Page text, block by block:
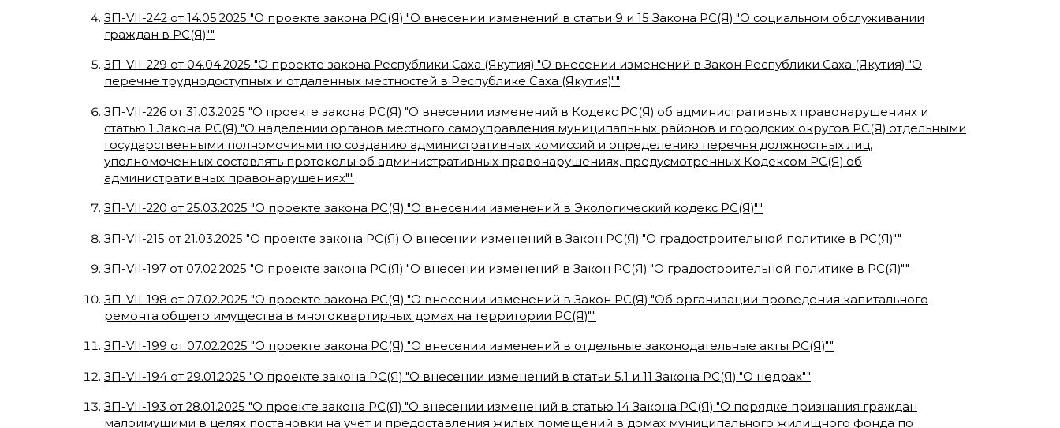
ЗП-VII-242 от 14.05.2025 "О проекте закона РС(Я) "О внесении изменений в статьи 9 и 15 Закона РС(Я) "О социальном обслуживании
граждан в РС(Я)""
ЗП-VII-229 от 04.04.2025 "О проекте закона Республики Саха (Якутия) "О внесении изменений в Закон Республики Саха (Якутия) "О
перечне труднодоступных и отдаленных местностей в Республике Саха (Якутия)""
ЗП-VII-226 от 31.03.2025 "О проекте закона РС(Я) "О внесении изменений в Кодекс РС(Я) об административных правонарушениях и
статью 1 Закона РС(Я) "О наделении органов местного самоуправления муниципальных районов и городских округов РС(Я) отдельными
государственными полномочиями по созданию административных комиссий и определению перечня должностных лиц,
уполномоченных составлять протоколы об административных правонарушениях, предусмотренных Кодексом РС(Я) об
административных правонарушениях""
ЗП-VII-220 от 25.03.2025 "О проекте закона РС(Я) "О внесении изменений в Экологический кодекс РС(Я)""
ЗП-VII-215 от 21.03.2025 "О проекте закона РС(Я) О внесении изменений в Закон РС(Я) "О градостроительной политике в РС(Я)""
ЗП-VII-197 от 07.02.2025 "О проекте закона РС(Я) "О внесении изменений в Закон РС(Я) "О градостроительной политике в РС(Я)""
ЗП-VII-198 от 07.02.2025 "О проекте закона РС(Я) "О внесении изменений в Закон РС(Я) "Об организации проведения капитального
ремонта общего имущества в многоквартирных домах на территории РС(Я)""
ЗП-VII-199 от 07.02.2025 "О проекте закона РС(Я) "О внесении изменений в отдельные законодательные акты РС(Я)""
ЗП-VII-194 от 29.01.2025 "О проекте закона РС(Я) "О внесении изменений в статьи 5.1 и 11 Закона РС(Я) "О недрах""
ЗП-VII-193 от 28.01.2025 "О проекте закона РС(Я) "О внесении изменений в статью 14 Закона РС(Я) "О порядке признания граждан
малоимущими в целях постановки на учет и предоставления жилых помещений в домах муниципального жилищного фонда по